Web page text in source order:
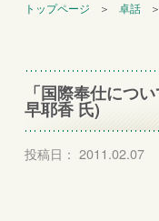
トップページ ＞ 卓話 ＞
「国際奉仕につ
早耶香 氏)
投稿日： 2011.02.07